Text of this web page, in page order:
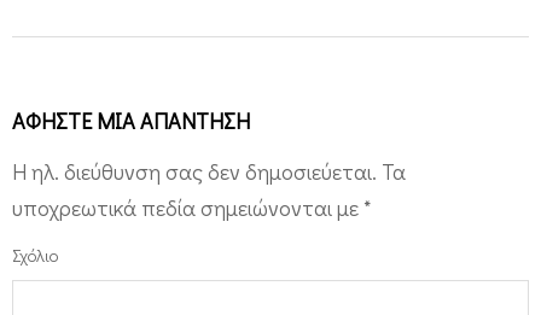
ΑΦΉΣΤΕ ΜΙΑ ΑΠΆΝΤΗΣΗ
Η ηλ. διεύθυνση σας δεν δημοσιεύεται. Τα
υποχρεωτικά πεδία σημειώνονται με *
Σχόλιο